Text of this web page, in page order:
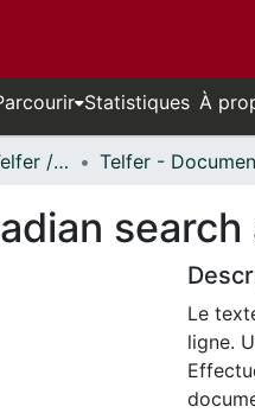
Statistiques À
École de gestion Telfer // Telfer School of Management
Le
ligne.